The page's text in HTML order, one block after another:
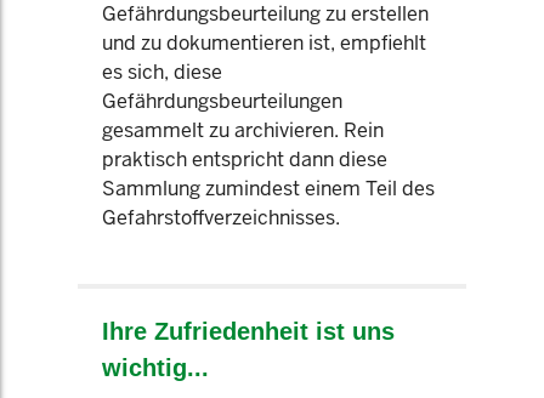
Gefährdungsbeurteilung zu erstellen
und zu dokumentieren ist, empfiehlt
es sich, diese
Gefährdungsbeurteilungen
gesammelt zu archivieren. Rein
praktisch entspricht dann diese
Sammlung zumindest einem Teil des
Gefahrstoffverzeichnisses.